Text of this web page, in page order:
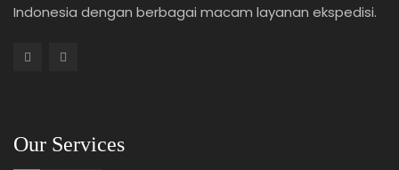
Indonesia dengan berbagai macam layanan ekspedisi.
Our Services